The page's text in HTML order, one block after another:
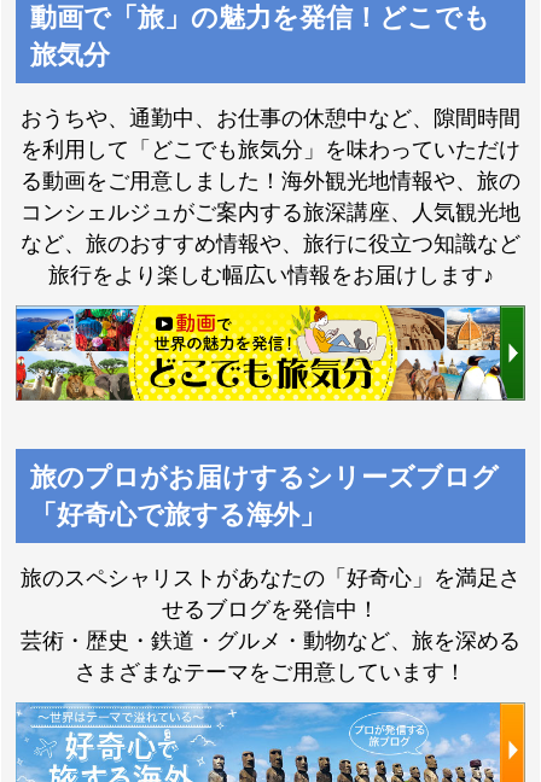
動画で「旅」の魅力を発信！どこでも
旅気分
おうちや、通勤中、お仕事の休憩中など、隙間時間
を利用して「どこでも旅気分」を味わっていただけ
る動画をご用意しました！海外観光地情報や、旅の
コンシェルジュがご案内する旅深講座、人気観光地
など、旅のおすすめ情報や、旅行に役立つ知識など
旅行をより楽しむ幅広い情報をお届けします♪
旅のプロがお届けするシリーズブログ
「好奇心で旅する海外」
旅のスペシャリストがあなたの「好奇心」を満足さ
せるブログを発信中！
芸術・歴史・鉄道・グルメ・動物など、旅を深める
さまざまなテーマをご用意しています！